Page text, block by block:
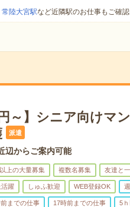
常陸大宮駅など近隣駅のお仕事もご確認
～】シニア向けマ
派遣
からご案内可能
上の大量募集 複数名募集 友達と
躍 しゅふ歓迎 WEB登録OK
までの仕事 17時前までの仕事 5